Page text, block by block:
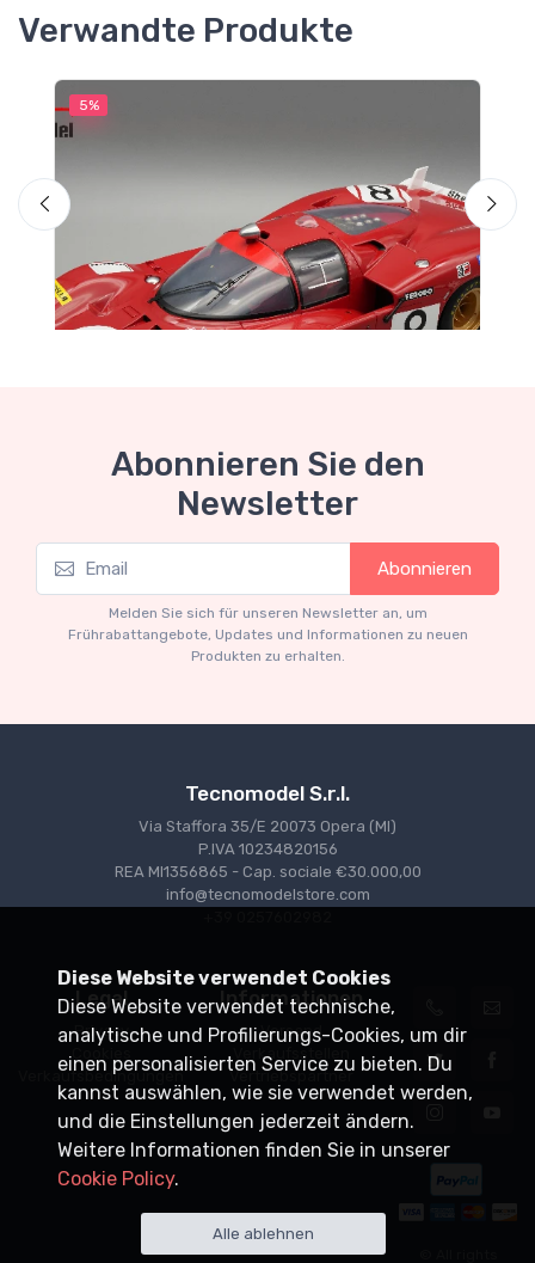
Verwandte Produkte
5%
Neuheit
TM12-02D Ferrari - 512S 5.0L v12 Long Tail
team spa Ferrari SEFAC #8 24h Le Mans
€493.05 €519.00
Abonnieren Sie den
Newsletter
Abonnieren
Melden Sie sich für unseren Newsletter an, um
Frührabattangebote, Updates und Informationen zu neuen
Produkten zu erhalten.
Tecnomodel S.r.l.
Via Staffora 35/E 20073 Opera (MI)
P.IVA 10234820156
REA MI1356865 - Cap. sociale €30.000,00
info@tecnomodelstore.com
Legal
Privacy
Cookies
Verkaufsbedingungen
Informationen
Versand
Verkaufsstellen
Vertriebspartner
Diese Website verwendet Cookies
Diese Website verwendet technische,
analytische und Profilierungs-Cookies, um dir
einen personalisierten Service zu bieten. Du
kannst auswählen, wie sie verwendet werden,
und die Einstellungen jederzeit ändern.
Weitere Informationen finden Sie in unserer
Cookie Policy.
Alle ablehnen